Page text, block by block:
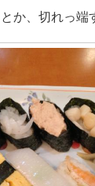
か、切れっ端